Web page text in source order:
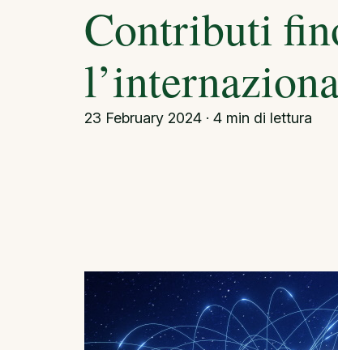
Contributi
23 February 2024 · 4 min di lettura